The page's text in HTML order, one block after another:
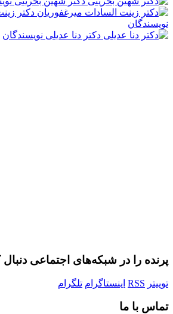
دکتر
نویسندگان
دکتر دنا عدیلی نویسندگان
پرنده را در شبکه‌های اجتماعی دنبال
توییتر RSS اینستاگرام تلگرام
تماس با ما